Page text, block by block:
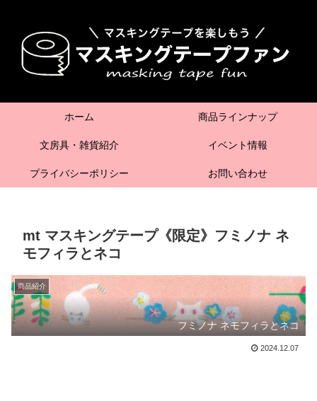
ホーム 商品ラインナップ
文房具・雑貨紹介 イベント情報
プライバシーポリシー お問い合わせ
mt マスキングテープ《限定》フミノナ ネ
モフィラとネコ
商品紹介
フミノナ ネモフィラとネコ
2024.12.07